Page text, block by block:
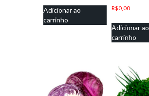
Adicionar ao
carrinho
R$0,00
Adicionar ao
carrinho